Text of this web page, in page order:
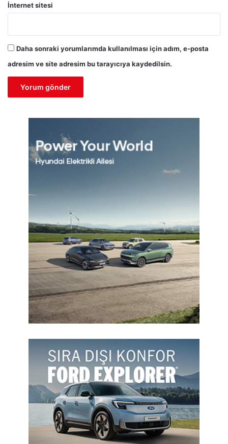
İnternet sitesi
Daha sonraki yorumlarımda kullanılması için adım, e-posta
adresim ve site adresim bu tarayıcıya kaydedilsin.